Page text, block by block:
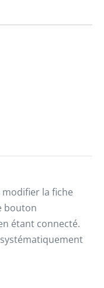
modifier la fiche
bouton
étant connecté.